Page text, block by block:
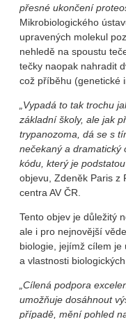
přesné ukončení
Mikrobiologického
upravených molekul
nehledě na spoustu
tečky naopak nahradit
což příběhu (genetické
„Vypadá to tak trochu
základní školy, ale jak
trypanozoma, dá se s
nečekaný a dramatický
kódu, který je
objevu, Zdeněk Paris z
centra AV ČR.
Tento objev je důležitý
ale i pro nejnovější
biologie, jejímž cílem je
a vlastnosti
„Cílená podpora
umožňuje dosáhnout
případě, mění pohled